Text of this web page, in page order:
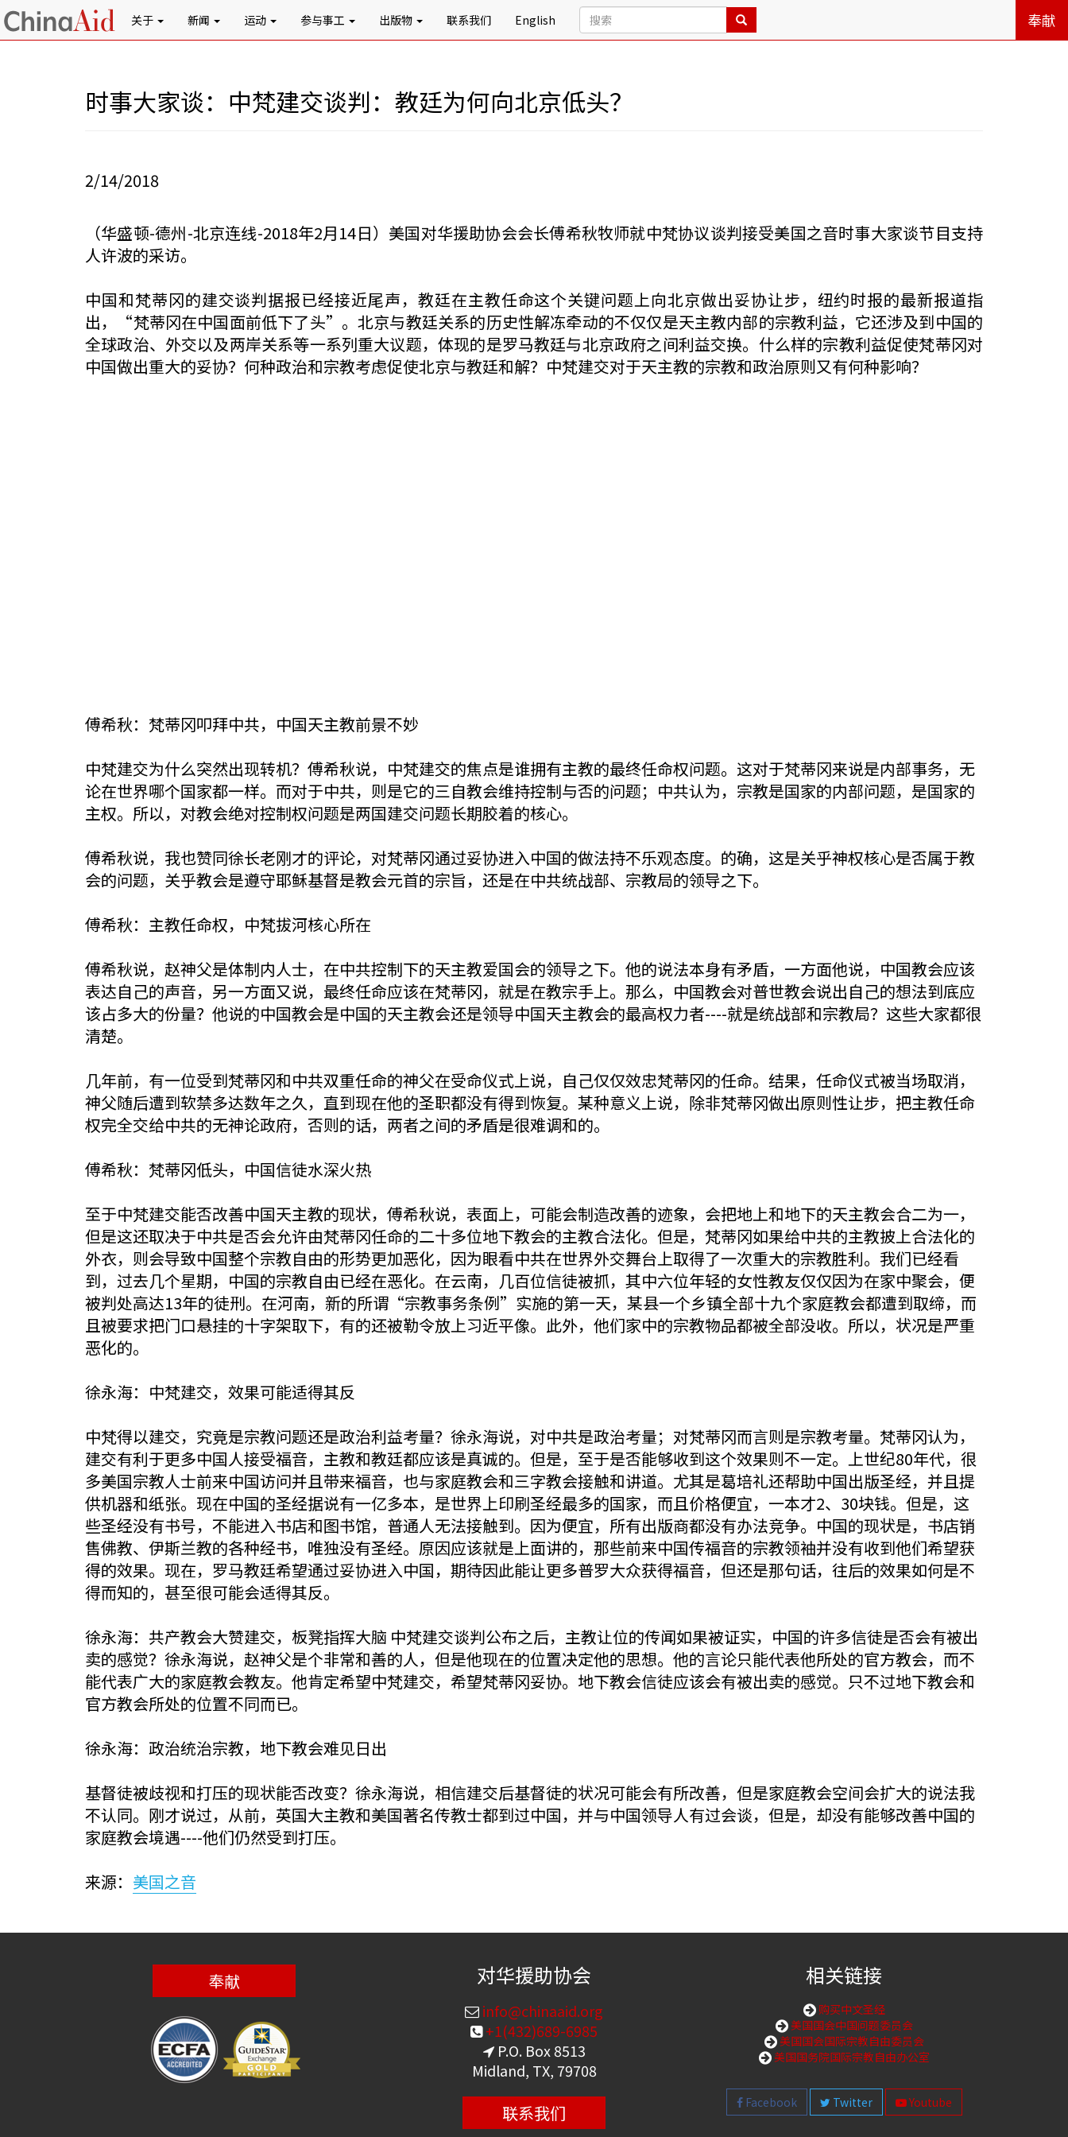
关于 新闻 运动 参与事工 出版物 联系我们 English 奉献
时事大家谈：中梵建交谈判：教廷为何向北京低头？
2/14/2018
（华盛顿-德州-北京连线-2018年2月14日）美国对华援助协会会长傅希秋牧师就中梵协议谈判接受美国之音时事大家谈节目支持
人许波的采访。
中国和梵蒂冈的建交谈判据报已经接近尾声，教廷在主教任命这个关键问题上向北京做出妥协让步，纽约时报的最新报道指
出，“梵蒂冈在中国面前低下了头”。北京与教廷关系的历史性解冻牵动的不仅仅是天主教内部的宗教利益，它还涉及到中国的
全球政治、外交以及两岸关系等一系列重大议题，体现的是罗马教廷与北京政府之间利益交换。什么样的宗教利益促使梵蒂冈对
中国做出重大的妥协？何种政治和宗教考虑促使北京与教廷和解？中梵建交对于天主教的宗教和政治原则又有何种影响？
傅希秋：梵蒂冈叩拜中共，中国天主教前景不妙
中梵建交为什么突然出现转机？傅希秋说，中梵建交的焦点是谁拥有主教的最终任命权问题。这对于梵蒂冈来说是内部事务，无
论在世界哪个国家都一样。而对于中共，则是它的三自教会维持控制与否的问题；中共认为，宗教是国家的内部问题，是国家的
主权。所以，对教会绝对控制权问题是两国建交问题长期胶着的核心。
傅希秋说，我也赞同徐长老刚才的评论，对梵蒂冈通过妥协进入中国的做法持不乐观态度。的确，这是关乎神权核心是否属于教
会的问题，关乎教会是遵守耶稣基督是教会元首的宗旨，还是在中共统战部、宗教局的领导之下。
傅希秋：主教任命权，中梵拔河核心所在
傅希秋说，赵神父是体制内人士，在中共控制下的天主教爱国会的领导之下。他的说法本身有矛盾，一方面他说，中国教会应该
表达自己的声音，另一方面又说，最终任命应该在梵蒂冈，就是在教宗手上。那么，中国教会对普世教会说出自己的想法到底应
该占多大的份量？他说的中国教会是中国的天主教会还是领导中国天主教会的最高权力者----就是统战部和宗教局？这些大家都很
清楚。
几年前，有一位受到梵蒂冈和中共双重任命的神父在受命仪式上说，自己仅仅效忠梵蒂冈的任命。结果，任命仪式被当场取消，
神父随后遭到软禁多达数年之久，直到现在他的圣职都没有得到恢复。某种意义上说，除非梵蒂冈做出原则性让步，把主教任命
权完全交给中共的无神论政府，否则的话，两者之间的矛盾是很难调和的。
傅希秋：梵蒂冈低头，中国信徒水深火热
至于中梵建交能否改善中国天主教的现状，傅希秋说，表面上，可能会制造改善的迹象，会把地上和地下的天主教会合二为一，
但是这还取决于中共是否会允许由梵蒂冈任命的二十多位地下教会的主教合法化。但是，梵蒂冈如果给中共的主教披上合法化的
外衣，则会导致中国整个宗教自由的形势更加恶化，因为眼看中共在世界外交舞台上取得了一次重大的宗教胜利。我们已经看
到，过去几个星期，中国的宗教自由已经在恶化。在云南，几百位信徒被抓，其中六位年轻的女性教友仅仅因为在家中聚会，便
被判处高达13年的徒刑。在河南，新的所谓“宗教事务条例”实施的第一天，某县一个乡镇全部十九个家庭教会都遭到取缔，而
且被要求把门口悬挂的十字架取下，有的还被勒令放上习近平像。此外，他们家中的宗教物品都被全部没收。所以，状况是严重
恶化的。
徐永海：中梵建交，效果可能适得其反
中梵得以建交，究竟是宗教问题还是政治利益考量？徐永海说，对中共是政治考量；对梵蒂冈而言则是宗教考量。梵蒂冈认为，
建交有利于更多中国人接受福音，主教和教廷都应该是真诚的。但是，至于是否能够收到这个效果则不一定。上世纪80年代，很
多美国宗教人士前来中国访问并且带来福音，也与家庭教会和三字教会接触和讲道。尤其是葛培礼还帮助中国出版圣经，并且提
供机器和纸张。现在中国的圣经据说有一亿多本，是世界上印刷圣经最多的国家，而且价格便宜，一本才2、30块钱。但是，这
些圣经没有书号，不能进入书店和图书馆，普通人无法接触到。因为便宜，所有出版商都没有办法竞争。中国的现状是，书店销
售佛教、伊斯兰教的各种经书，唯独没有圣经。原因应该就是上面讲的，那些前来中国传福音的宗教领袖并没有收到他们希望获
得的效果。现在，罗马教廷希望通过妥协进入中国，期待因此能让更多普罗大众获得福音，但还是那句话，往后的效果如何是不
得而知的，甚至很可能会适得其反。
徐永海：共产教会大赞建交，板凳指挥大脑 中梵建交谈判公布之后，主教让位的传闻如果被证实，中国的许多信徒是否会有被出
卖的感觉？徐永海说，赵神父是个非常和善的人，但是他现在的位置决定他的思想。他的言论只能代表他所处的官方教会，而不
能代表广大的家庭教会教友。他肯定希望中梵建交，希望梵蒂冈妥协。地下教会信徒应该会有被出卖的感觉。只不过地下教会和
官方教会所处的位置不同而已。
徐永海：政治统治宗教，地下教会难见日出
基督徒被歧视和打压的现状能否改变？徐永海说，相信建交后基督徒的状况可能会有所改善，但是家庭教会空间会扩大的说法我
不认同。刚才说过，从前，英国大主教和美国著名传教士都到过中国，并与中国领导人有过会谈，但是，却没有能够改善中国的
家庭教会境遇----他们仍然受到打压。
来源： 美国之音
奉献 对华援助协会
info@chinaaid.org
+1(432)689-6985
P.O. Box 8513
Midland, TX, 79708
联系我们
相关链接
购买中文圣经
美国国会中国问题委员会
美国国会国际宗教自由委员会
美国国务院国际宗教自由办公室
Facebook Twitter Youtube